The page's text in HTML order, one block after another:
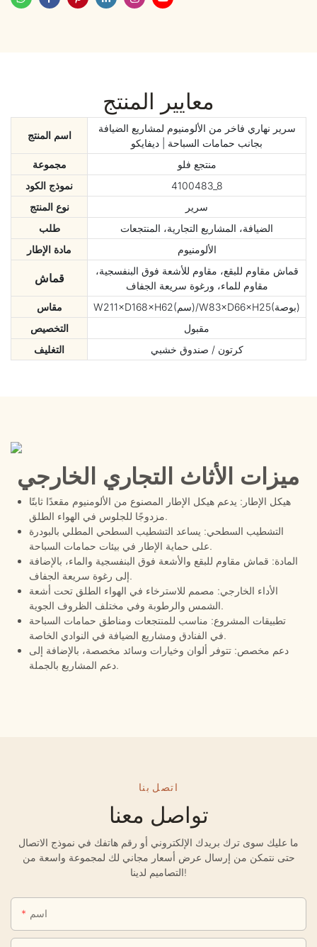
معايير المنتج
اسم المنتج
سرير نهاري فاخر من الألومنيوم لمشاريع الضيافة
بجانب حمامات السباحة | ديفايكو
مجموعة
منتجع فلو
نموذج الكود
4100483_8
نوع المنتج
سرير
طلب
الضيافة، المشاريع التجارية، المنتجعات
مادة الإطار
الألومنيوم
قماش
قماش مقاوم للبقع، مقاوم للأشعة فوق البنفسجية،
مقاوم للماء، ورغوة سريعة الجفاف
مقاس
W211×D168×H62(سم)/W83×D66×H25(بوصة)
التخصيص
مقبول
التغليف
كرتون / صندوق خشبي
ميزات الأثاث التجاري الخارجي
هيكل الإطار: يدعم هيكل الإطار المصنوع من الألومنيوم مقعدًا ثابتًا
مزدوجًا للجلوس في الهواء الطلق.
التشطيب السطحي: يساعد التشطيب السطحي المطلي بالبودرة
على حماية الإطار في بيئات حمامات السباحة.
المادة: قماش مقاوم للبقع والأشعة فوق البنفسجية والماء، بالإضافة
إلى رغوة سريعة الجفاف.
الأداء الخارجي: مصمم للاسترخاء في الهواء الطلق تحت أشعة
الشمس والرطوبة وفي مختلف الظروف الجوية.
تطبيقات المشروع: مناسب للمنتجعات ومناطق حمامات السباحة
في الفنادق ومشاريع الضيافة في النوادي الخاصة.
دعم مخصص: تتوفر ألوان وخيارات وسائد مخصصة، بالإضافة إلى
دعم المشاريع بالجملة.
اتصل بنا
تواصل معنا
ما عليك سوى ترك بريدك الإلكتروني أو رقم هاتفك في نموذج الاتصال
حتى نتمكن من إرسال عرض أسعار مجاني لك لمجموعة واسعة من
التصاميم لدينا!
اسم